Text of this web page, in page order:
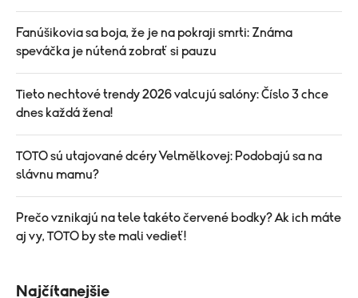
Fanúšikovia sa boja, že je na pokraji smrti: Známa
speváčka je nútená zobrať si pauzu
Tieto nechtové trendy 2026 valcujú salóny: Číslo 3 chce
dnes každá žena!
TOTO sú utajované dcéry Velmělkovej: Podobajú sa na
slávnu mamu?
Prečo vznikajú na tele takéto červené bodky? Ak ich máte
aj vy, TOTO by ste mali vedieť!
Najčítanejšie